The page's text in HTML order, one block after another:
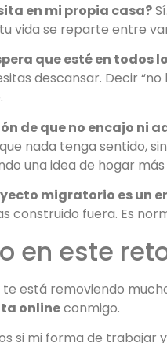
en mi propia casa?
vida se reparte entre
que esté en todos
descansar. Decir
de que no encajo ni
nada tenga sentido,
una idea de hogar
migratorio es un
construido fuera. Es
en este
está removiendo
onlineconmigo.
si mi forma de trabajar